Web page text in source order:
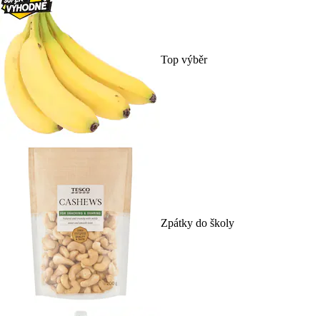
Top výběr
Zpátky do školy